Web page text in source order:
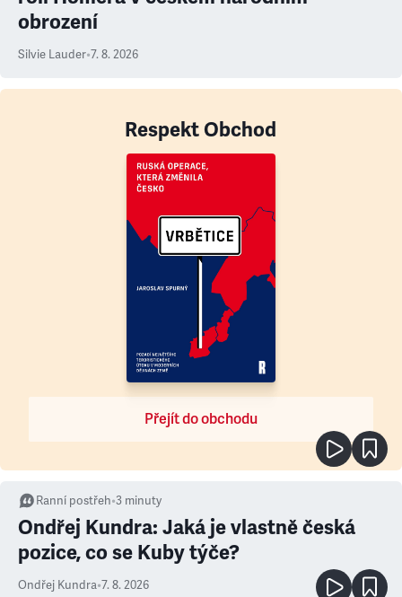
obrození
Silvie Lauder•7. 8. 2026
Respekt Obchod
Přejít do obchodu
Ranní postřeh•3 minuty
Ondřej Kundra: Jaká je vlastně česká
pozice, co se Kuby týče?
Ondřej Kundra•7. 8. 2026